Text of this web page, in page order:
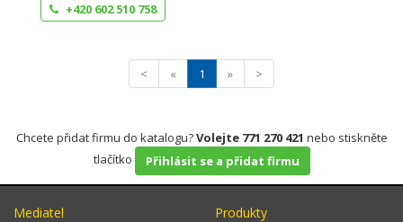
+420 602 510 758
< « 1 » >
Chcete přidat firmu do katalogu?Volejte 771 270 421 nebo stiskněte
tlačítko
Přihlásit se a přidat firmu
Mediatel Produkty